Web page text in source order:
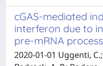
cGAS-mediated
interferon due to
pre-mRNA
2020-01-01 Uggenti,